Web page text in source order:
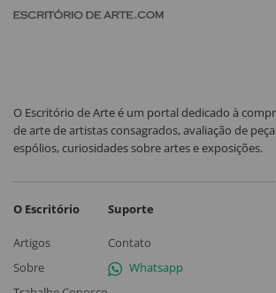
O Escritório de Arte é um portal dedicado à
de arte de artistas consagrados, avaliação de
espólios, curiosidades sobre artes e exposições.
O Escritório
Artigos
Sobre
Suporte
Contato
Whatsapp